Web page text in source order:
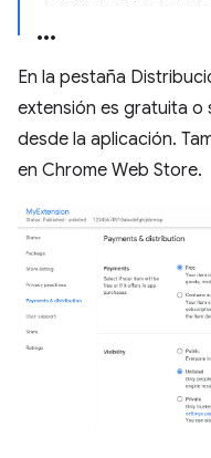
En la pestaña
extensión es gratuita o
desde la aplicación.
en Chrome Web Store.